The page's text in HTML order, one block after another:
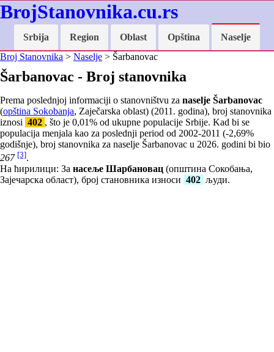
BrojStanovnika.cu.rs
Srbija Region Oblast Opština
Naselje
Broj Stanovnika > Naselje > Šarbanovac
Šarbanovac - Broj stanovnika
Prema poslednjoj informaciji o stanovništvu za naselje Šarbanovac
(opština Sokobanja, Zaječarska oblast) (2011. godina), broj stanovnika
iznosi 402 , što je 0,01% od ukupne populacije Srbije. Kad bi se
populacija menjala kao za poslednji period od 2002-2011 (-2,69%
godišnje), broj stanovnika za naselje Šarbanovac u 2026. godini bi bio
267 [3].
На ћирилици: За насеље Шарбановац (општина Сокобања,
Зајечарска област), број становника износи 402 људи.